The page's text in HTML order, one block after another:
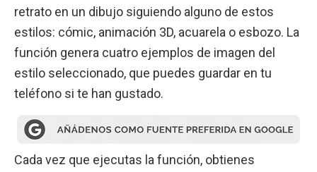
retrato en un dibujo siguiendo alguno de estos
estilos: cómic, animación 3D, acuarela o esbozo. La
función genera cuatro ejemplos de imagen del
estilo seleccionado, que puedes guardar en tu
teléfono si te han gustado.
Cada vez que ejecutas la función, obtienes